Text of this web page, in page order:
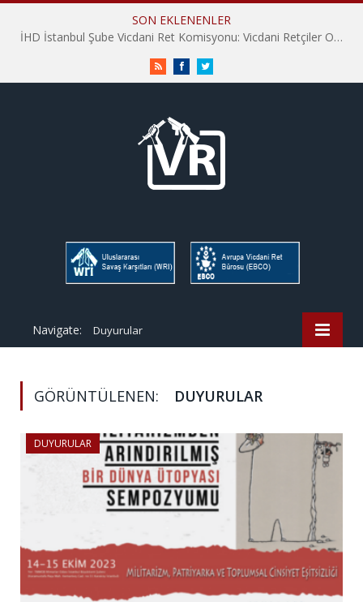
SON EKLENENLER
İHD İstanbul Şube Vicdani Ret Komisyonu: Vicdani Retçiler Olarak Destek İçin Buradayız!
RSS FacebookTwitter
Navigate: Duyurular
GÖRÜNTÜLENEN: DUYURULAR
DUYURULAR